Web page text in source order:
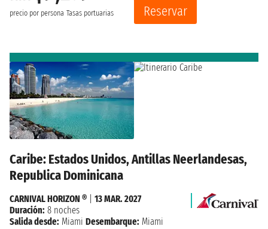
precio por persona Tasas portuarias
Reservar
Caribe: Estados Unidos, Antillas Neerlandesas,
Republica Dominicana
CARNIVAL HORIZON ®
13 MAR. 2027
Duración: 8 noches
Salida desde: Miami Desembarque: Miami